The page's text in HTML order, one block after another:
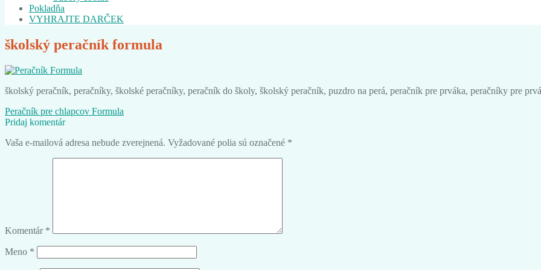
Pokladňa
VYHRAJTE DARČEK
školský peračník formula
školský peračník, peračníky, školské peračníky, peračník do školy, školský peračník, puzdro na perá, peračník pre prváka, peračníky pre
Navigácia
v
článku
Predchádzajúci
článok:
Peračník pre chlapcov Formula
Pridaj komentár
Vaša e-mailová adresa nebude zverejnená. Vyžadované polia sú označené *
Komentár *
Meno *